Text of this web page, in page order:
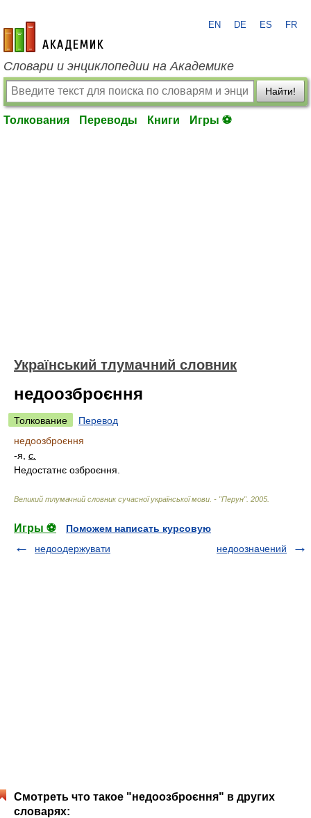
academic.ru
EN DE ES FR
Словари и энциклопедии на Академике
Найти!
Толкования Переводы Книги Игры ⚽
Український тлумачний словник
недоозброєння
Толкование
Перевод
недоозброєння
-я, с.
Недостатнє озброєння.
Великий тлумачний словник сучасної української мови. - "Перун". 2005
Игры ⚽
Поможем написать курсовую
недоодержувати
недоозначений
Смотреть что такое "недоозброєння" в других
словарях: